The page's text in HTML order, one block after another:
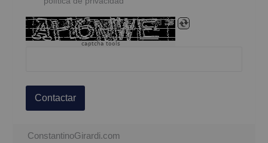
captcha tools
Contactar
ConstantinoGirardi.com